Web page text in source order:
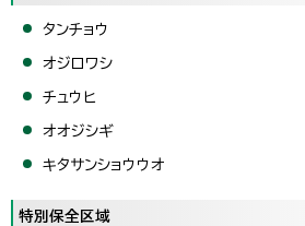
タンチョウ
オジロワシ
チュウヒ
オオジシギ
キタサンショウウオ
特別保全区域